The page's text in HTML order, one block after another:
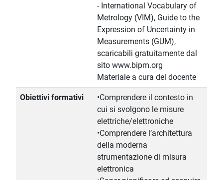
- International Vocabulary of
Metrology (VIM), Guide to the
Expression of Uncertainty in
Measurements (GUM),
scaricabili gratuitamente dal
sito www.bipm.org
Materiale a cura del docente
Obiettivi formativi
•Comprendere il contesto in
cui si svolgono le misure
elettriche/elettroniche
•Comprendere l’architettura
della moderna
strumentazione di misura
elettronica